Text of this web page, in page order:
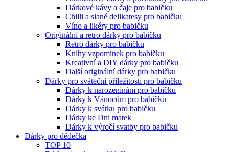
Dárkové kávy a čaje pro babičku
Chilli a slané delikatesy pro babičku
Víno a likéry pro babičku
Originální a retro dárky pro babičku
Retro dárky pro babičku
Knihy vzpomínek pro babičku
Kreativní a DIY dárky pro babičku
Další originální dárky pro babičku
Dárky pro sváteční příležitosti pro babičku
Dárky k narozeninám pro babičku
Dárky k Vánocům pro babičku
Dárky k svátku pro babičku
Dárky ke Dni matek
Dárky k výročí svatby pro babičku
Dárky pro dědečka
TOP 10